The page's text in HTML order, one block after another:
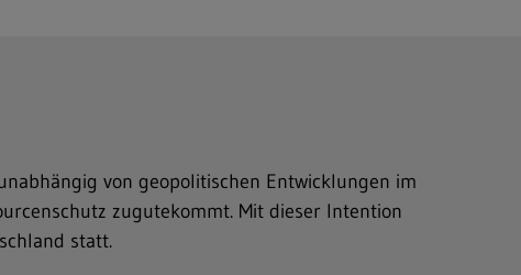
von geopolitischen Entwicklungen im
zugutekommt. Mit dieser Inten­tion
statt.